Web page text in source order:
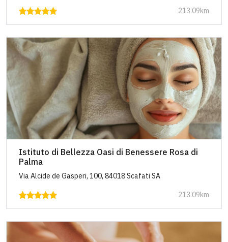
213.09km
Istituto di Bellezza Oasi di Benessere Rosa di
Palma
Via Alcide de Gasperi, 100, 84018 Scafati SA
213.09km